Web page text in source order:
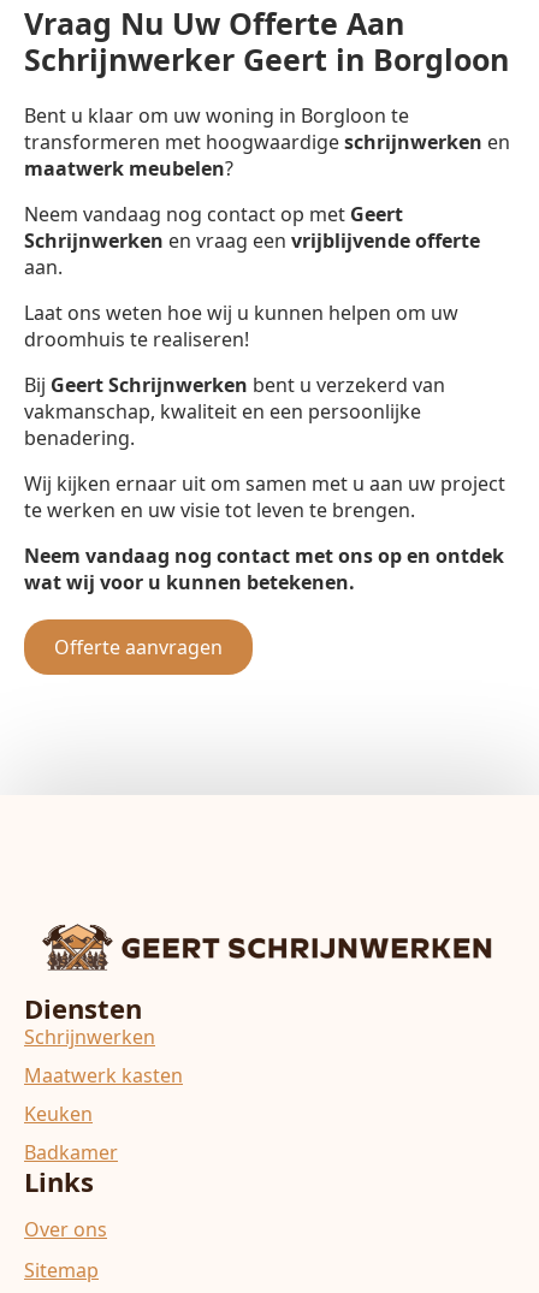
Vraag Nu Uw Offerte Aan
Schrijnwerker Geert in Borgloon
Bent u klaar om uw woning in Borgloon te
transformeren met hoogwaardigeschrijnwerken en
maatwerk meubelen?
Neem vandaag nog contact op met Geert
Schrijnwerken en vraag een vrijblijvende offerte
aan.
Laat ons weten hoe wij u kunnen helpen om uw
droomhuis te realiseren!
Bij Geert Schrijnwerken bent u verzekerd van
vakmanschap, kwaliteit en een persoonlijke
benadering.
Wij kijken ernaar uit om samen met u aan uw project
te werken en uw visie tot leven te brengen.
Neem vandaag nog contact met ons op en ontdek
wat wij voor u kunnen betekenen.
Offerte aanvragen
Diensten
Schrijnwerken
Maatwerk kasten
Keuken
Badkamer
Links
Over ons
Sitemap